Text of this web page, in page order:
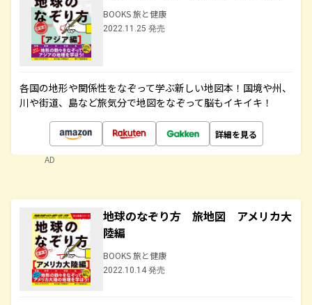
BOOKS 旅と健康
2022.11.25 発売
各国の地形や関係性をなぞって学ぶ新しい地図本！国境や州、
川や街道、島など旅気分で地図をなぞって脳もイキイキ！
詳細を見る
AD
地球のなぞり方 旅地図 アメリカ大
陸編
BOOKS 旅と健康
2022.10.14 発売